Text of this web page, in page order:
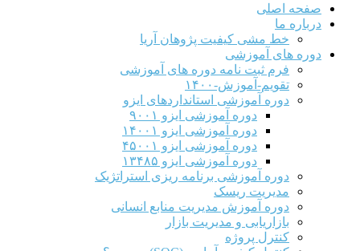
صفحه اصلی
درباره ما
خط مشی کیفیت پژوهان آریا
دوره های آموزشی
فرم ثبت نامه دوره های آموزشی
تقویم-آموزش-۱۴۰۰
دوره آموزشی استانداردهای ایزو
دوره آموزشی ایزو ۹۰۰۱
دوره آموزشی ایزو ۱۴۰۰۱
دوره آموزشی ایزو ۴۵۰۰۱
دوره آموزشی ایزو ۱۳۴۸۵
دوره آموزشی برنامه ریزی استراتژیک
مدیریت ریسک
دوره آموزش مدیریت منابع انسانی
بازاریابی و مدیریت بازار
کنترل پروژه